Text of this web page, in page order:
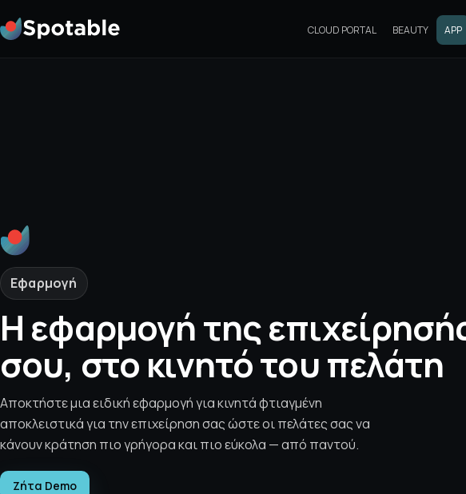
CLOUD PORTAL BEAUTY APP
Εφαρμογή
Η εφαρμογή της
σου, στο κινητό του πελάτη
Αποκτήστε μια ειδική εφαρμογή για κινητά φτιαγμένη
αποκλειστικά για την επιχείρηση σας ώστε οι πελάτες σας να
κάνουν κράτηση πιο γρήγορα και πιο εύκολα — από παντού.
Ζήτα Demo